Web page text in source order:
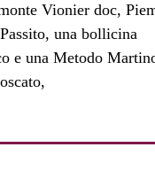
Vionier doc,
una bollicina
e una Metodo